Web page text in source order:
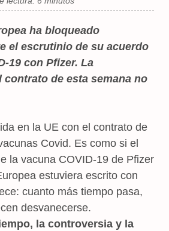
ha bloqueado
el escrutinio de su acuerdo
19 con Pfizer. La
contrato de esta semana no
en la UE con el contrato de
Covid. Es como si el
la vacuna COVID-19 de Pfizer
estuviera escrito con
cuanto más tiempo pasa,
desvanecerse.
la controversia y la